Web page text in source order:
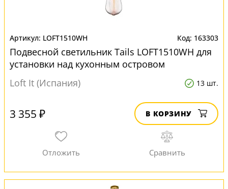
LOFT1510WH 163303
Подвесной светильник Tails LOFT1510WH для
установки над кухонным островом
Loft It (Испания)
13 шт.
3 355 ₽ В КОРЗИНУ